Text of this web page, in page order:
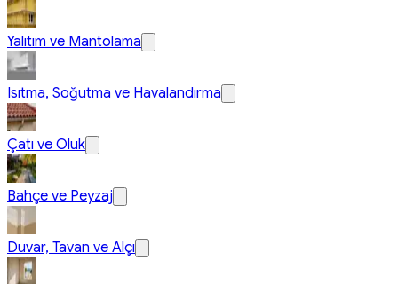
Yalıtım ve Mantolama
Isıtma, Soğutma ve Havalandırma
Çatı ve Oluk
Bahçe ve Peyzaj
Duvar, Tavan ve Alçı